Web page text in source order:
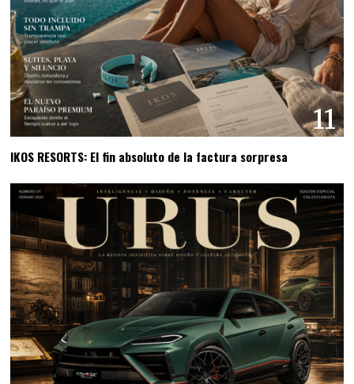
11
IKOS RESORTS: El fin absoluto de la factura sorpresa